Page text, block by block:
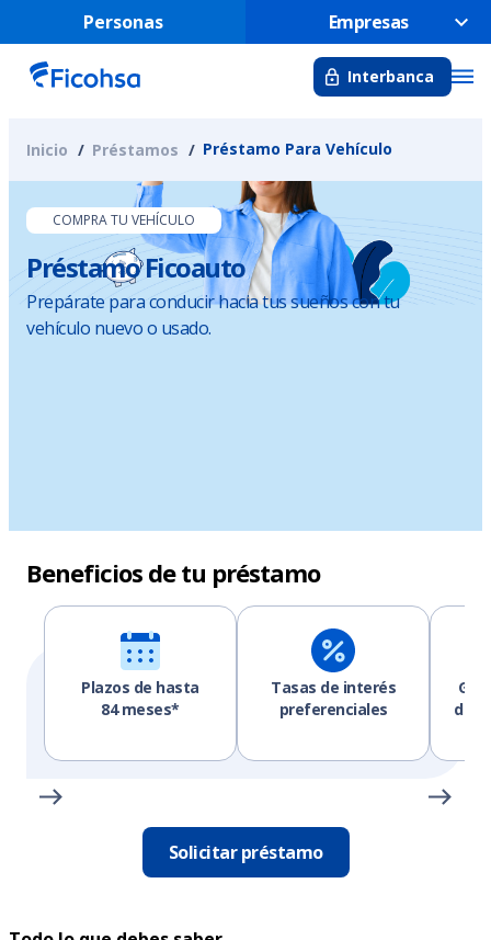
Personas Empresas
Interbanca
Inicio Préstamos Préstamo Para Vehículo
COMPRA TU VEHÍCULO
Préstamo Ficoauto
Prepárate para conducir hacia tus sueños con tu
vehículo nuevo o usado.
Beneficios de tu préstamo
Plazos de hasta
84 meses*
Tasas de interés
preferenciales
Solicitar préstamo